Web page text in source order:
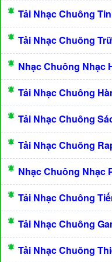
Tải Nhạc Chuông
Tải Nhạc Chuông
Nhạc Chuông Nhạc
Tải Nhạc Chuông
Tải Nhạc Chuông
Tải Nhạc Chuông
Nhạc Chuông Nhạc
Tải Nhạc Chuông
Tải Nhạc Chuông
Tải Nhạc Chuông